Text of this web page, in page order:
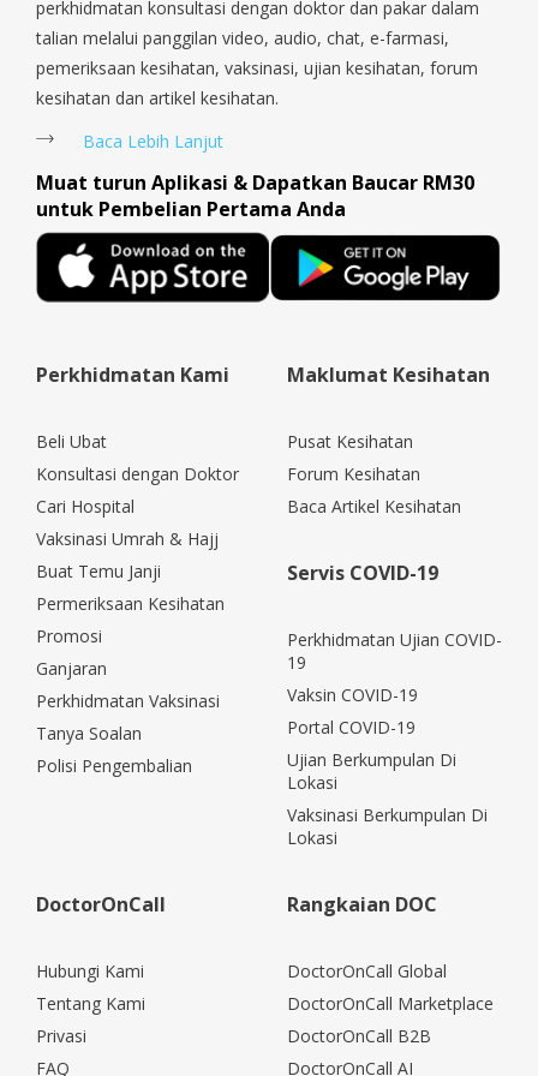
perkhidmatan konsultasi dengan doktor dan pakar dalam
talian melalui panggilan video, audio, chat, e-farmasi,
pemeriksaan kesihatan, vaksinasi, ujian kesihatan, forum
kesihatan dan artikel kesihatan.
Baca Lebih Lanjut
Muat turun Aplikasi & Dapatkan Baucar RM30
untuk Pembelian Pertama Anda
Perkhidmatan Kami
Beli Ubat
Konsultasi dengan Doktor
Cari Hospital
Vaksinasi Umrah & Hajj
Buat Temu Janji
Permeriksaan Kesihatan
Promosi
Ganjaran
Perkhidmatan Vaksinasi
Tanya Soalan
Polisi Pengembalian
Maklumat Kesihatan
Pusat Kesihatan
Forum Kesihatan
Baca Artikel Kesihatan
Servis COVID-19
Perkhidmatan Ujian COVID-
19
Vaksin COVID-19
Portal COVID-19
Ujian Berkumpulan Di
Lokasi
Vaksinasi Berkumpulan Di
Lokasi
DoctorOnCall
Hubungi Kami
Tentang Kami
Privasi
FAQ
Rangkaian DOC
DoctorOnCall Global
DoctorOnCall Marketplace
DoctorOnCall B2B
DoctorOnCall AI